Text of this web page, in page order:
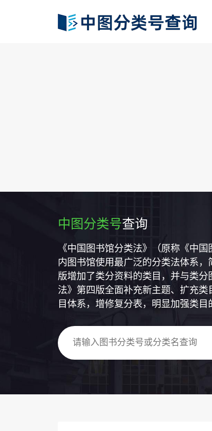
中图分类号查询
《中国图书馆分类法》（原称《中
内图书馆使用最广泛的分类法体系
版增加了类分资料的类目，并与类
法》第四版全面补充新主题、扩充
目体系，增修复分表，明显加强类目